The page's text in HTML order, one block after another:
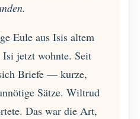
Eule aus Isis altem
jetzt wohnte. Seit
Briefe — kurze,
Sätze. Wiltrud
Das war die Art,